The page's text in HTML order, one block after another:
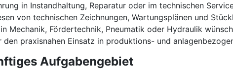
in Instandhaltung, Reparatur oder im technischen
von technischen Zeichnungen, Wartungsplänen und
in Mechanik, Fördertechnik, Pneumatik oder Hydraulik
den praxisnahen Einsatz in produktions- und
Aufgabengebiet